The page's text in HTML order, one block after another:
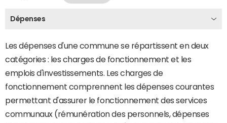
Dépenses
Les dépenses d'une commune se répartissent en deux
catégories : les charges de fonctionnement et les
emplois d'investissements. Les charges de
fonctionnement comprennent les dépenses courantes
permettant d'assurer le fonctionnement des services
communaux (rémunération des personnels, dépenses